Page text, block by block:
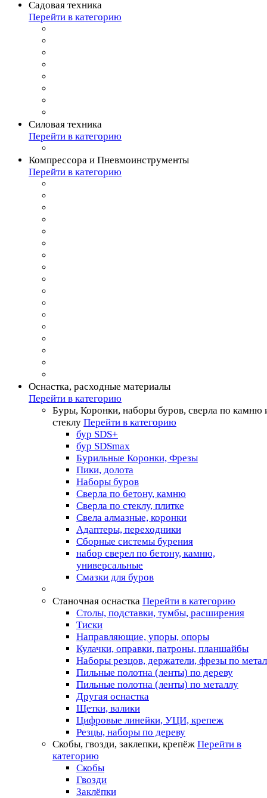
Садовая техника
Перейти в категорию
Силовая техника
Перейти в категорию
Компрессора и Пневмоинструменты
Перейти в категорию
Оснастка, расходные материалы
Перейти в категорию
Буры, Коронки, наборы буров, сверла по камню
стеклу Перейти в категорию
бур SDS+
бур SDSmax
Бурильные Коронки, Фрезы
Пики, долота
Наборы буров
Сверла по бетону, камню
Сверла по стеклу, плитке
Свела алмазные, коронки
Адаптеры, переходники
Сборные системы бурения
набор сверел по бетону, камню,
универсальные
Смазки для буров
Станочная оснастка Перейти в категорию
Столы, подставки, тумбы, расширения
Тиски
Направляющие, упоры, опоры
Кулачки, оправки, патроны, планшайбы
Наборы резцов, держатели, фрезы по
Пильные полотна (ленты) по дереву
Пильные полотна (ленты) по металлу
Другая оснастка
Щетки, валики
Цифровые линейки, УЦИ, крепеж
Резцы, наборы по дереву
Скобы, гвозди, заклепки, крепёж Перейти в
категорию
Скобы
Гвозди
Заклёпки